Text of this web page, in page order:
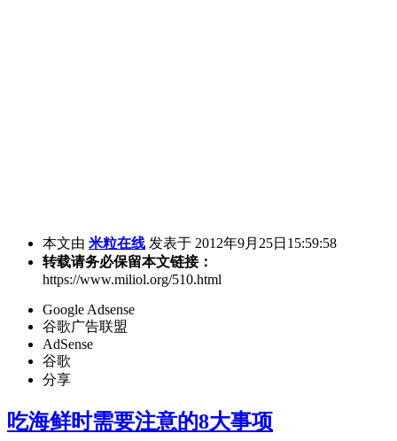
本文由 米粒在线 发表于 2012年9月25日15:59:58
转载请务必保留本文链接：
https://www.miliol.org/510.html
Google Adsense
谷歌广告联盟
AdSense
谷歌
分享
吃海鲜时需要注意的8大事项